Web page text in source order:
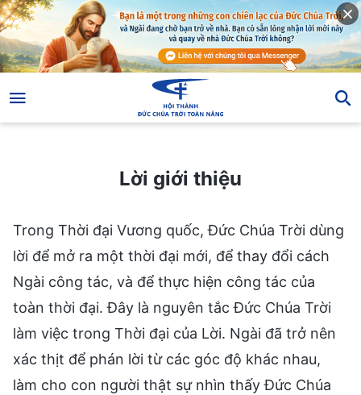
Lời giới thiệu
Trong Thời đại Vương quốc, Đức Chúa Trời dùng
lời để mở ra một thời đại mới, để thay đổi cách
Ngài công tác, và để thực hiện công tác của
toàn thời đại. Đây là nguyên tắc Đức Chúa Trời
làm việc trong Thời đại của Lời. Ngài đã trở nên
xác thịt để phán lời từ các góc độ khác nhau,
làm cho con người thật sự nhìn thấy Đức Chúa